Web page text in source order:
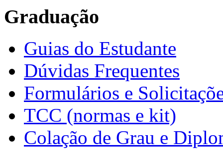
Graduação
Guias do Estudante
Dúvidas Frequentes
Formulários e
TCC (normas e kit)
Colação de Grau e